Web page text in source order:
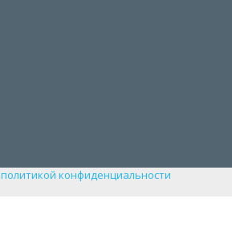
политикой конфиденциальности